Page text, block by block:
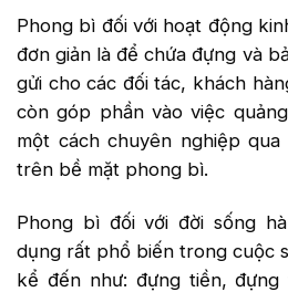
Phong bì đối với hoạt động
đơn giản là để chứa đựng và
gửi cho các đối tác, khách
còn góp phần vào việc
một cách chuyên nghiệp
trên bề mặt phong bì.
Phong bì đối với đời sống
dụng rất phổ biến trong cuộc
kể đến như: đựng tiền, đựng